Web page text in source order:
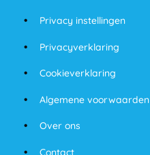
Privacy instellingen
Privacyverklaring
Cookieverklaring
Algemene voorwaarden
Over ons
Contact